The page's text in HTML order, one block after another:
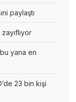
paylaştı
yana en
23 bin kişi